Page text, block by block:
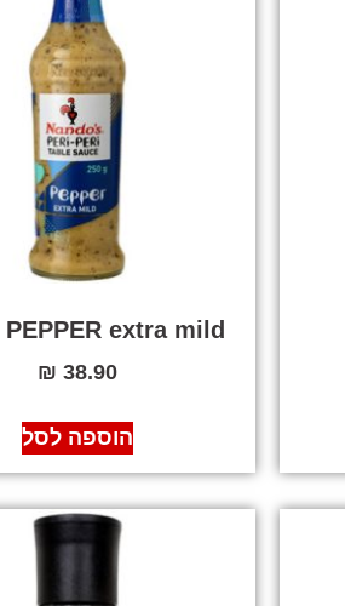
PEPPER extra mild
38.90
₪
הוספה לסל